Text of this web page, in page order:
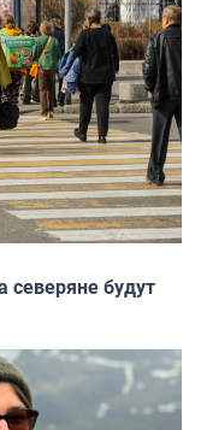
северяне будут